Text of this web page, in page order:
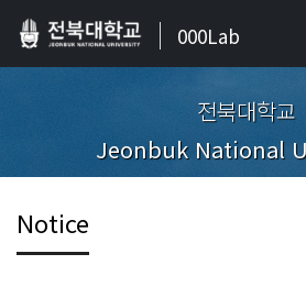
000Lab
전북대학교
Jeonbuk National
Notice